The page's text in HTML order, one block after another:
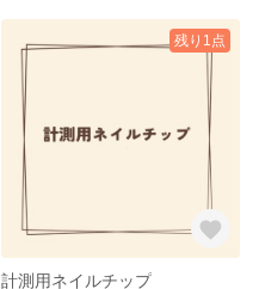
残り1点
計測用ネイルチップ